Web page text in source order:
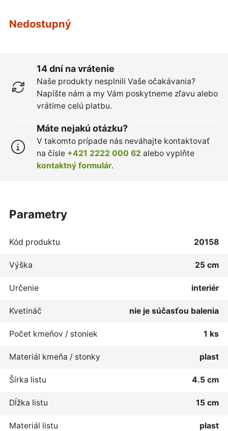
Nedostupný
14 dní na vrátenie
Naše produkty nesplnili Vaše očakávania?
Napíšte nám a my Vám poskytneme zľavu alebo
vrátime celú platbu.
Máte nejakú otázku?
V takomto prípade nás neváhajte kontaktovať
na čísle +421 2222 000 62 alebo vyplňte
kontaktný formulár.
parametry
Kód produktu 20158
Výška 25 cm
Určenie interiér
Kvetináč nie je súčasťou balenia
Počet kmeňov / stoniek 1 ks
Materiál kmeňa / stonky plast
Šírka listu 4.5 cm
Dĺžka listu 15 cm
Materiál listu plast